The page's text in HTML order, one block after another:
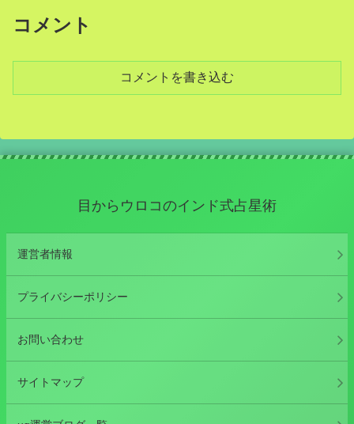
コメント
コメントを書き込む
目からウロコのインド式占星術
運営者情報
プライバシーポリシー
お問い合わせ
サイトマップ